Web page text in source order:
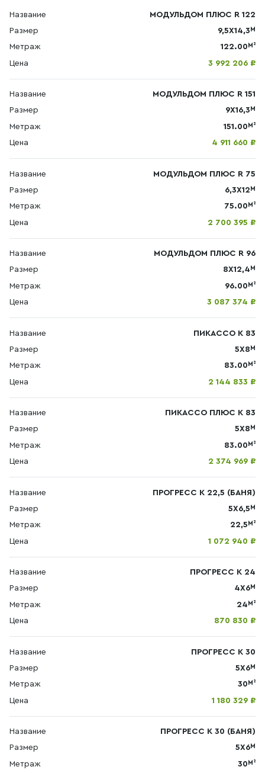
Название
МОДУЛЬДОМ ПЛЮС R 122
Размер
9,5Х14,3М
Метраж 122.00М²
Цена 3 992 206 ₽
Название
МОДУЛЬДОМ ПЛЮС R 151
Размер
9Х16,3 М
Метраж 151.00М²
Цена 4 911 660 ₽
Название
МОДУЛЬДОМ ПЛЮС R 75
Размер
6,3Х12М
Метраж 75.00М²
Цена 2 700 395 ₽
Название
МОДУЛЬДОМ ПЛЮС R 96
Размер
8Х12,4 М
Метраж 96.00М²
Цена 3 087 374 ₽
Название
ПИКАССО К 83
Размер
5Х8М
Метраж 83.00М²
Цена 2 144 833 ₽
Название
ПИКАССО ПЛЮС К 83
Размер
5Х8 М
Метраж 83.00М²
Цена 2 374 969 ₽
Название
ПРОГРЕСС К 22,5 (БАНЯ)
Размер
5X6,5М
Метраж 22,5М²
Цена 1 072 940 ₽
Название
ПРОГРЕСС К 24
Размер
4X6М
Метраж 24М²
Цена 870 830 ₽
Название
ПРОГРЕСС К 30
Размер
5X6М
Метраж 30М²
Цена 1 180 329 ₽
Название
ПРОГРЕСС К 30 (БАНЯ)
Размер
5X6М
Метраж 30М²